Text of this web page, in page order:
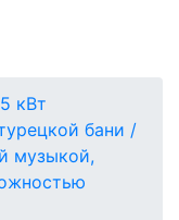
кВт
бани /
музыкой,